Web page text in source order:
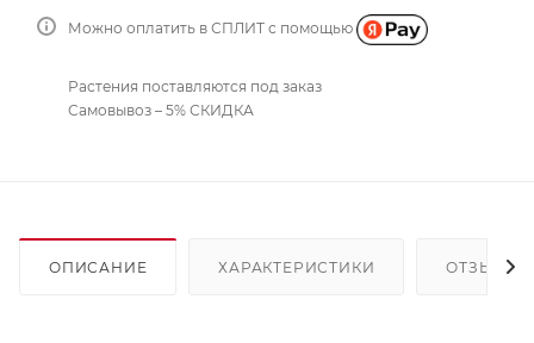
Можно оплатить в СПЛИТ с помощью
Растения поставляются под заказ
Самовывоз – 5% СКИДКА
ОПИСАНИЕ ХАРАКТЕРИСТИКИ ОТЗЫВЫ